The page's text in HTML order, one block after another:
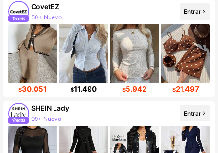
CovetEZ
50+ Nuevo
174K seguidores
Entrar
$30.051 $11.490 $5.942 $21.497
SHEIN Lady
99+ Nuevo
Incremento de seguidores de 10%
Entrar